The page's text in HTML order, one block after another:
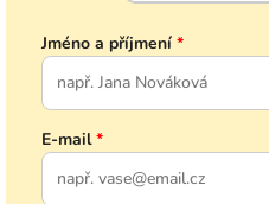
Jméno a příjmení *
E-mail*